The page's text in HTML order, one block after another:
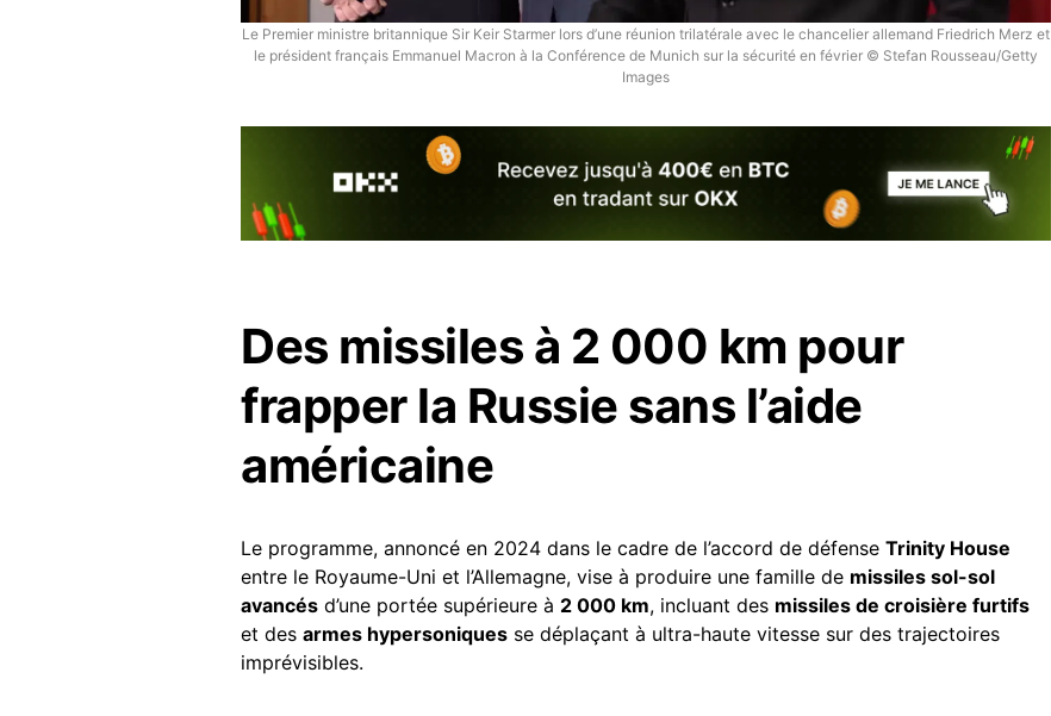
Le Premier ministre britannique Sir Keir Starmer lors d’une réunion trilatérale avec le chancelier allemand Friedrich Merz et
le président français Emmanuel Macron à la Conférence de Munich sur la sécurité en février © Stefan Rousseau/Getty
Images
Des missiles à 2 000 km pour
frapper la Russie sans l’aide
américaine
Le programme, annoncé en 2024 dans le cadre de l’accord de défense Trinity House
entre le Royaume-Uni et l’Allemagne, vise à produire une famille de missiles sol-sol
avancés d’une portée supérieure à 2 000 km, incluant des missiles de croisière furtifs
et des armes hypersoniques se déplaçant à ultra-haute vitesse sur des trajectoires
imprévisibles.